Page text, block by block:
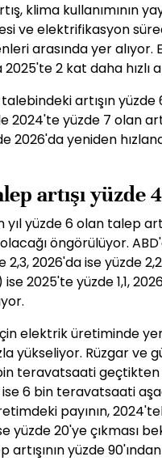
klima kullanımının
ve elektrifikasyon
arasında yer
2 kat daha hızlı
artışın yüzde
2024'te yüzde 7 olan
2026'da yeniden
artışı yüzde
yüzde 6 olan talep
öngörülüyor.
2,3, 2026'da ise yüzde
2025'te yüzde 1,1,
elektrik üretiminde
yükseliyor. Rüzgar
teravatsaati geçtikten
6 bin teravatsaati
payının,
yüzde 20'ye çıkması
yüzde